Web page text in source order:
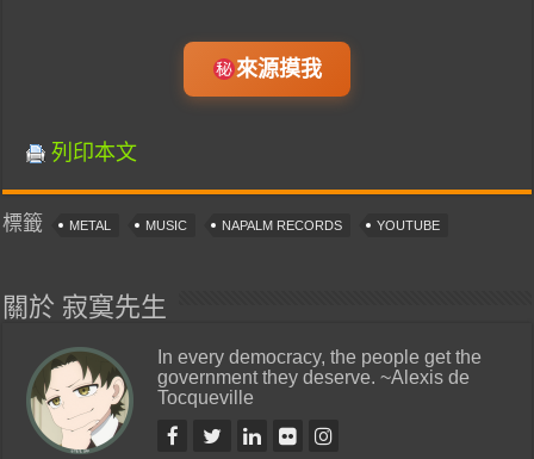
來源摸我
列印本文
標籤 METAL MUSIC NAPALM RECORDS YOUTUBE
關於 寂寞先生
In every democracy, the people get the
government they deserve. ~Alexis de
Tocqueville